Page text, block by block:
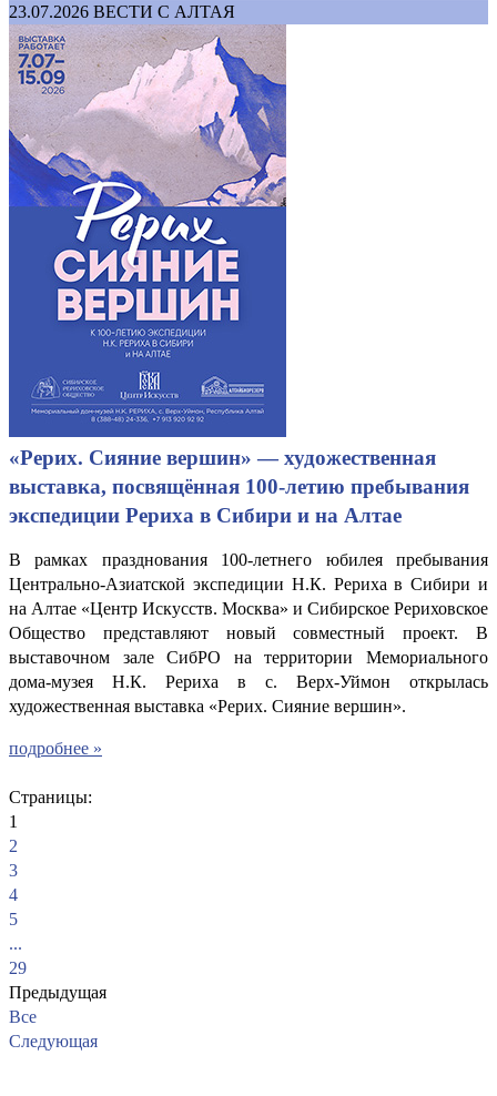
23.07.2026 ВЕСТИ С АЛТАЯ
«Рерих. Сияние вершин» — художественная
выставка, посвящённая 100-летию пребывания
экспедиции Рериха в Сибири и на Алтае
В рамках празднования 100-летнего юбилея пребывания
Центрально-Азиатской экспедиции Н.К. Рериха в Сибири и
на Алтае «Центр Искусств. Москва» и Сибирское Рериховское
Общество представляют новый совместный проект. В
выставочном зале СибРО на территории Мемориального
дома-музея Н.К. Рериха в с. Верх-Уймон открылась
художественная выставка «Рерих. Сияние вершин».
подробнее »
Страницы:
1
2
3
4
5
...
29
Предыдущая
Все
Следующая